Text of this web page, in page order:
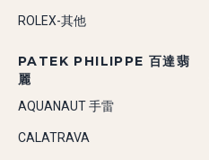
ROLEX-其他
PATEK PHILIPPE 百達翡
麗
AQUANAUT 手雷
CALATRAVA